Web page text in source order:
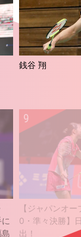
銭谷 翔
【ジャパンオ
0・準々決勝】
出！